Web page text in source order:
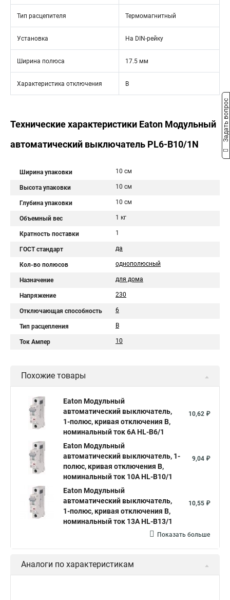
Тип расцепителя Термомагнитный
Установка На DIN-рейку
Ширина полюса 17.5 мм
Характеристика отключения B
Технические характеристики Eaton Модульный
автоматический выключатель PL6-B10/1N
Ширина упаковки 10 см
Высота упаковки 10 см
Глубина упаковки 10 см
Объемный вес 1 кг
Кратность поставки 1
ГОСТ стандарт да
Кол-во полюсов однополюсный
Назначение для дома
Напряжение 230
Отключающая способность 6
Тип расцепления B
Ток Ампер 10
Похожие товары
Eaton Модульный
автоматический выключатель,
1-полюс, кривая отключения B,
номинальный ток 6А HL-B6/1
10,62 ₽
Eaton Модульный
автоматический выключатель, 1-
полюс, кривая отключения B,
номинальный ток 10А HL-B10/1
9,04 ₽
Eaton Модульный
автоматический выключатель,
1-полюс, кривая отключения B,
номинальный ток 13А HL-B13/1
10,55 ₽
Показать больше
Аналоги по характеристикам
Задать вопрос